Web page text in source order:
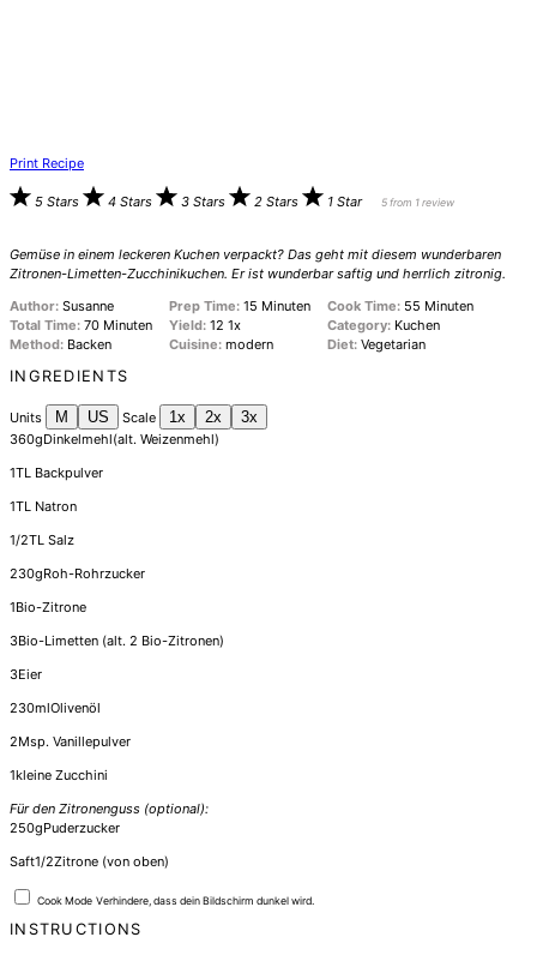
Print Recipe
5 Stars 4 Stars 3 Stars 2 Stars 1 Star 5from 1review
Gemüse in einem leckeren Kuchen verpackt? Das geht mit diesem wunderbaren
Zitronen-Limetten-Zucchinikuchen. Er ist wunderbar saftig und herrlich zitronig.
Author: Susanne Prep Time: 15 Minuten Cook Time: 55 Minuten
Total Time: 70 Minuten Yield: 12 1x Category: Kuchen
Method: Backen Cuisine: modern Diet: Vegetarian
INGREDIENTS
Units M US Scale 1x 2x 3x
360gDinkelmehl(alt. Weizenmehl)
1TL Backpulver
1TL Natron
1/2TL Salz
230gRoh-Rohrzucker
1Bio-Zitrone
3Bio-Limetten (alt. 2 Bio-Zitronen)
3Eier
230mlOlivenöl
2Msp. Vanillepulver
1kleine Zucchini
Für den Zitronenguss (optional):
250gPuderzucker
Saft1/2Zitrone (von oben)
Cook Mode Verhindere, dass dein Bildschirm dunkel wird.
INSTRUCTIONS